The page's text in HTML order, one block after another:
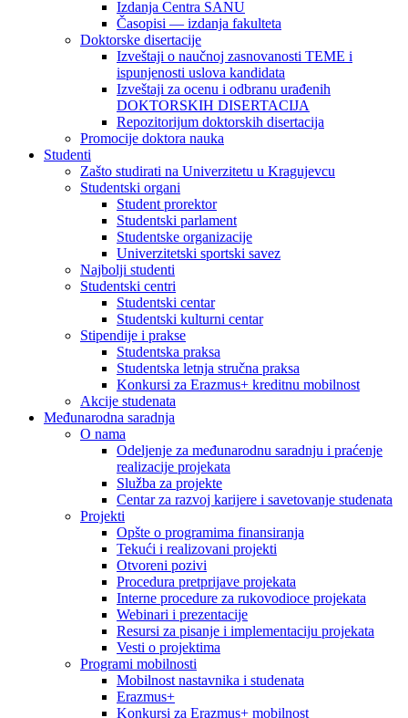
Izdanja Centra SANU
Časopisi — izdanja fakulteta
Doktorske disertacije
Izveštaji o naučnoj zasnovanosti TEME i
ispunjenosti uslova kandidata
Izveštaji za ocenu i odbranu urađenih
DOKTORSKIH DISERTACIJA
Repozitorijum doktorskih disertacija
Promocije doktora nauka
Studenti
Zašto studirati na Univerzitetu u Kragujevcu
Studentski organi
Student prorektor
Studentski parlament
Studentske organizacije
Univerzitetski sportski savez
Najbolji studenti
Studentski centri
Studentski centar
Studentski kulturni centar
Stipendije i prakse
Studentska praksa
Studentska letnja stručna praksa
Konkursi za Erazmus+ kreditnu mobilnost
Akcije studenata
Međunarodna saradnja
O nama
Odeljenje za međunarodnu saradnju i praćenje
realizacije projekata
Služba za projekte
Centar za razvoj karijere i savetovanje studenata
Projekti
Opšte o programima finansiranja
Tekući i realizovani projekti
Otvoreni pozivi
Procedura pretprijave projekata
Interne procedure za rukovodioce projekata
Webinari i prezentacije
Resursi za pisanje i implementaciju projekata
Vesti o projektima
Programi mobilnosti
Mobilnost nastavnika i studenata
Erazmus+
Konkursi za Erazmus+ mobilnost